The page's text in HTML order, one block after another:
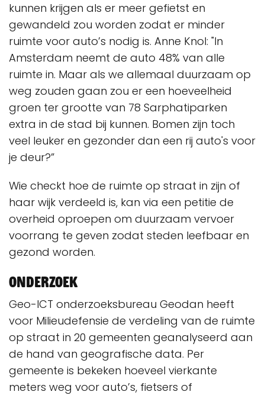
kunnen krijgen als er meer gefietst en
gewandeld zou worden zodat er minder
ruimte voor auto’s nodig is. Anne Knol: "In
Amsterdam neemt de auto 48% van alle
ruimte in. Maar als we allemaal duurzaam op
weg zouden gaan zou er een hoeveelheid
groen ter grootte van 78 Sarphatiparken
extra in de stad bij kunnen. Bomen zijn toch
veel leuker en gezonder dan een rij auto's voor
je deur?”
Wie checkt hoe de ruimte op straat in zijn of
haar wijk verdeeld is, kan via een petitie de
overheid oproepen om duurzaam vervoer
voorrang te geven zodat steden leefbaar en
gezond worden.
Onderzoek
Geo-ICT onderzoeksbureau Geodan heeft
voor Milieudefensie de verdeling van de ruimte
op straat in 20 gemeenten geanalyseerd aan
de hand van geografische data. Per
gemeente is bekeken hoeveel vierkante
meters weg voor auto’s, fietsers of